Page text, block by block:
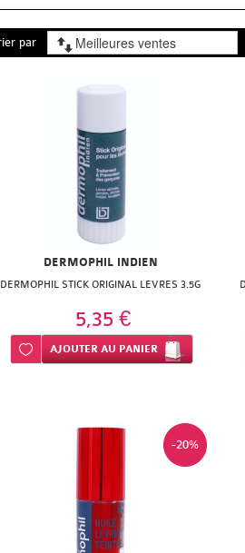
par
DERMOPHIL INDIEN
DERMOPHIL STICK ORIGINAL LEVRES 3.5G
5,35 €
Ajouter à ma liste d’envie
AJOUTER AU PANIER
-20%